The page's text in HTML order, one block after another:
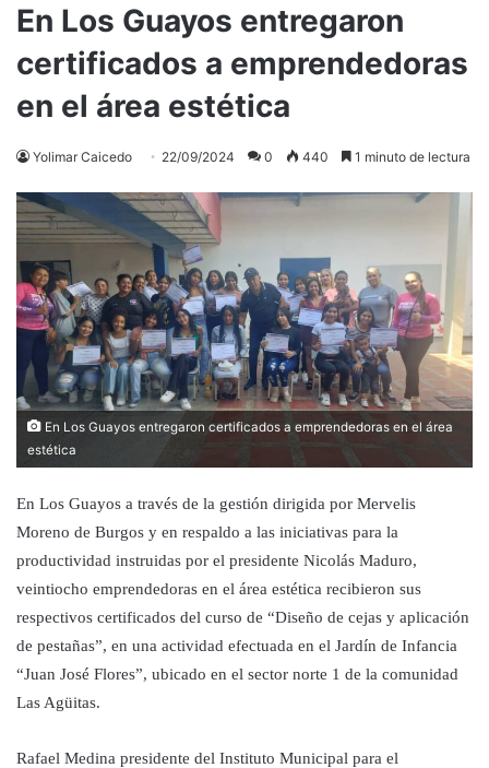
En Los Guayos entregaron
certificados a emprendedoras
en el área estética
Yolimar Caicedo 22/09/2024 0 440 1 minuto de lectura
En Los Guayos entregaron certificados a emprendedoras en el área
estética
En Los Guayos a través de la gestión dirigida por Mervelis
Moreno de Burgos y en respaldo a las iniciativas para la
productividad instruidas por el presidente Nicolás Maduro,
veintiocho emprendedoras en el área estética recibieron sus
respectivos certificados del curso de “Diseño de cejas y aplicación
de pestañas”, en una actividad efectuada en el Jardín de Infancia
“Juan José Flores”, ubicado en el sector norte 1 de la comunidad
Las Agüitas.
Rafael Medina presidente del Instituto Municipal para el